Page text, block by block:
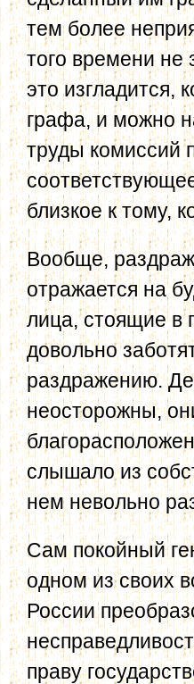
тем более
того времени не
это изгладится,
графа, и можно
труды комиссий
близкое к тому,
Вообще,
отражается на
лица, стоящие в
довольно
раздражению.
неосторожны,
слышало из
нем невольно
Сам покойный
одном из своих
России
праву